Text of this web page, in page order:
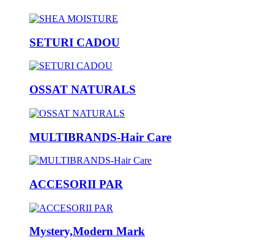
SETURI CADOU
OSSAT NATURALS
MULTIBRANDS-Hair Care
ACCESORII PAR
Mystery,Modern Mark